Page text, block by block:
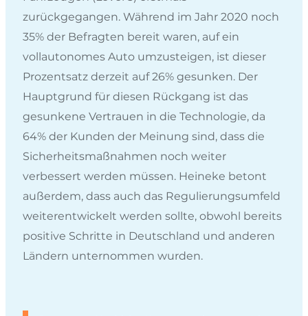
zurückgegangen. Während im Jahr 2020 noch
35% der Befragten bereit waren, auf ein
vollautonomes Auto umzusteigen, ist dieser
Prozentsatz derzeit auf 26% gesunken. Der
Hauptgrund für diesen Rückgang ist das
gesunkene Vertrauen in die Technologie, da
64% der Kunden der Meinung sind, dass die
Sicherheitsmaßnahmen noch weiter
verbessert werden müssen. Heineke betont
außerdem, dass auch das Regulierungsumfeld
weiterentwickelt werden sollte, obwohl bereits
positive Schritte in Deutschland und anderen
Ländern unternommen wurden.